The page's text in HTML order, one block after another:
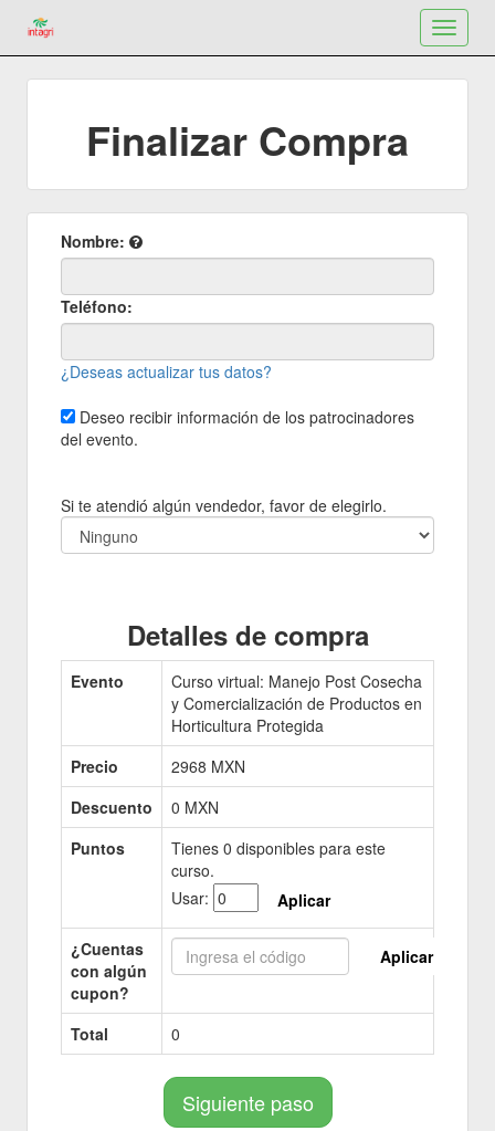
Toggle
Finalizar Compra
Nombre:
Teléfono:
¿Deseas actualizar tus datos?
Deseo recibir información de los patrocinadores
del evento.
Si te atendió algún vendedor, favor de elegirlo.
Detalles de compra
Evento
Curso virtual: Manejo Post Cosecha
y Comercialización de Productos en
Horticultura Protegida
Precio
2968 MXN
Descuento
0 MXN
Puntos
Tienes 0 disponibles para este
curso.
Usar:
Aplicar
¿Cuentas
con algún
cupon?
Aplicar
Total 0
Siguiente paso